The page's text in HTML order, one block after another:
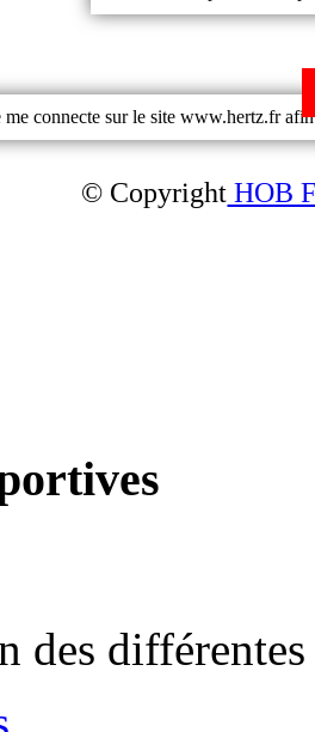
me connecte sur le site www.hertz.fr
© Copyright HOB
des